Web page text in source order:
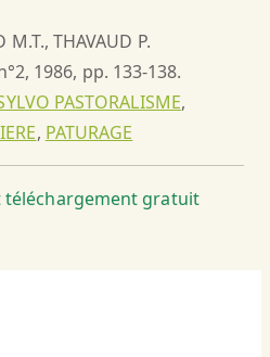
THAVAUD P.
1986, pp. 133-138.
PASTORALISME,
, PATURAGE
téléchargement gratuit